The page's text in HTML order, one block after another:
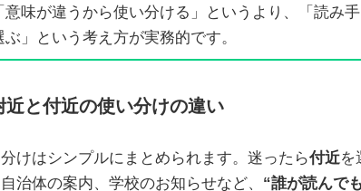
意味が違うから使い分ける」というより、「読み
ぶ」という考え方が実務的です。
近と付近の使い分けの違い
けはシンプルにまとめられます。迷ったら付近を
治体の案内、学校のお知らせなど、 “誰が読んで